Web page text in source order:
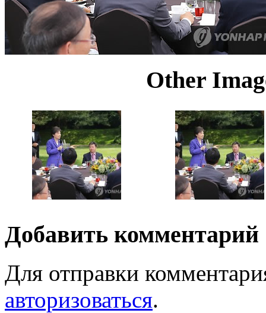
Other
Добавить комментарий
Для отправки
авторизоваться.